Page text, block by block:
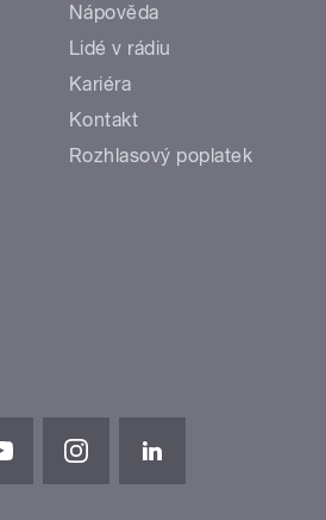
Nápověda
Lidé v rádiu
Kariéra
Kontakt
Rozhlasový poplatek